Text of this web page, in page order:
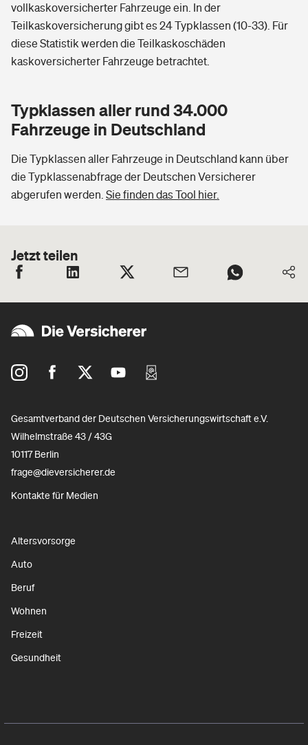
vollkaskoversicherter Fahrzeuge ein. In der
Teilkaskoversicherung gibt es 24 Typklassen (10-33). Für
diese Statistik werden die Teilkaskoschäden
kaskoversicherter Fahrzeuge betrachtet.
Typklassen aller rund 34.000
Fahrzeuge in Deutschland
Die Typklassen aller Fahrzeuge in Deutschland kann über
die Typklassenabfrage der Deutschen Versicherer
abgerufen werden. Sie finden das Tool hier.
Jetzt teilen
Gesamtverband der Deutschen Versicherungswirtschaft e.V.
Wilhelmstraße 43 / 43G
10117 Berlin
frage@dieversicherer.de
Kontakte für Medien
Altersvorsorge
Auto
Beruf
Wohnen
Freizeit
Gesundheit